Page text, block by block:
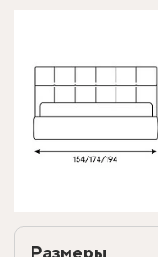
Размеры